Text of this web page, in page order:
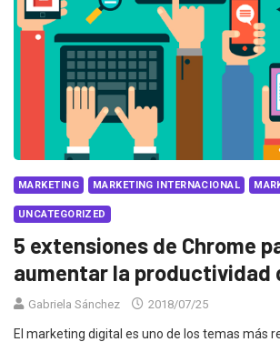
MARKETING MARKETING INTERNACIONAL
UNCATEGORIZED
5 extensiones de Chrome
aumentar la productividad
Gabriela Sánchez 2018/07/25
El marketing digital es uno de los temas más